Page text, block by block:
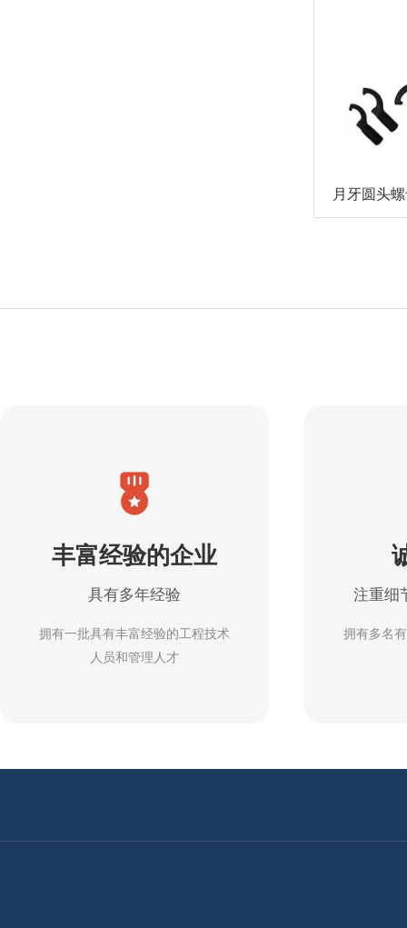
丰富经验的企业
具有多年经验
拥有一批具有丰富经验的工程技术
人员和管理人才
注重细
拥有多名